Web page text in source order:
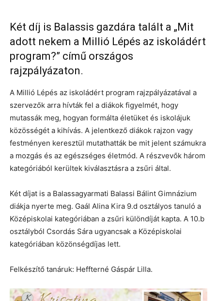
Két díj is Balassis gazdára talált a „Mit
adott nekem a Millió Lépés az iskoládért
program?” című országos
rajzpályázaton.
A Millió Lépés az iskoládért program rajzpályázatával a
szervezők arra hívták fel a diákok figyelmét, hogy
mutassák meg, hogyan formálta életüket és iskolájuk
közösségét a kihívás. A jelentkező diákok rajzon vagy
festményen keresztül mutathatták be mit jelent számukra
a mozgás és az egészséges életmód. A részvevők három
kategóriából kerültek kiválasztásra a zsűri által.
Két díjat is a Balassagyarmati Balassi Bálint Gimnázium
diákja nyerte meg. Gaál Alina Kira 9.d osztályos tanuló a
Középiskolai kategóriában a zsűri különdíját kapta. A 10.b
osztályból Csordás Sára ugyancsak a Középiskolai
kategóriában közönségdíjas lett.
Felkészítő tanáruk: Heffterné Gáspár Lilla.